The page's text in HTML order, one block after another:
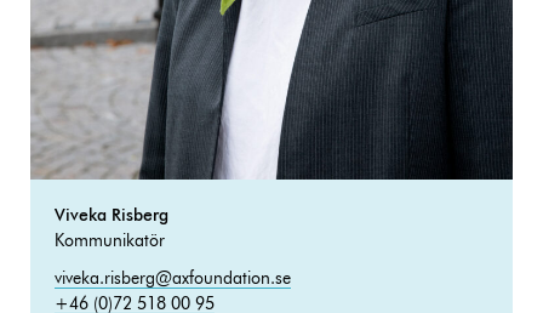
Viveka Risberg
Kommunikatör
viveka.risberg@axfoundation.se
+46 (0)72 518 00 95